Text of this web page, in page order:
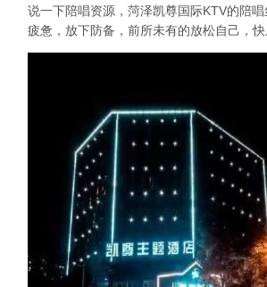
说一下陪唱资源，菏泽凯尊国际KTV的陪
疲惫，放下防备，前所未有的放松自己，快